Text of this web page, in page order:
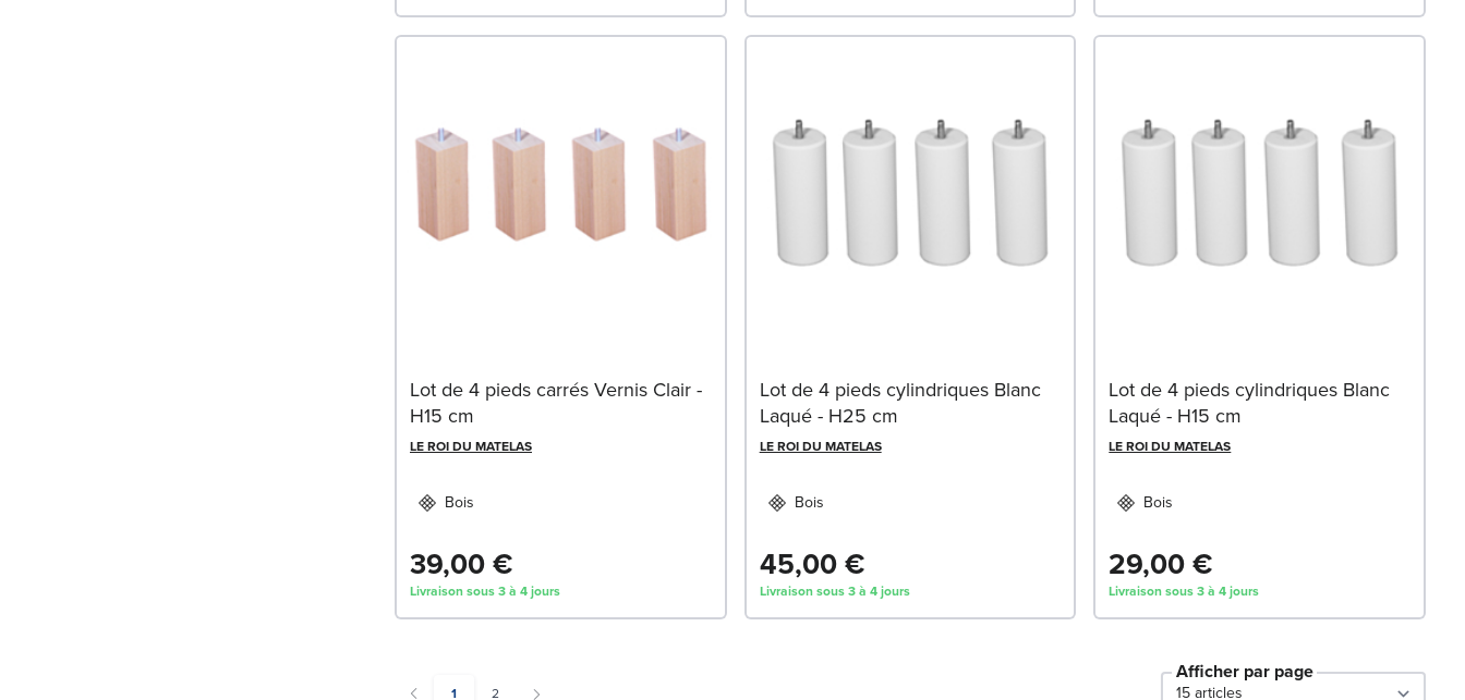
Lot de 4 pieds carrés Vernis Clair -
H15 cm
LE ROI DU MATELAS
Bois
39,00 €
Livraison sous 3 à 4 jours
Lot de 4 pieds cylindriques Blanc
Laqué - H25 cm
LE ROI DU MATELAS
Bois
45,00 €
Livraison sous 3 à 4 jours
Lot de 4 pieds cylindriques Blanc
Laqué - H15 cm
LE ROI DU MATELAS
Bois
29,00 €
Livraison sous 3 à 4 jours
You're currently reading page
1 Page
2
Afficher par page